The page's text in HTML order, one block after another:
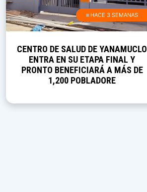
≡ HACE 3 SEMANAS
CENTRO DE SALUD DE YANAMUCLO
ENTRA EN SU ETAPA FINAL Y
PRONTO BENEFICIARÁ A MÁS DE
1,200 POBLADORE